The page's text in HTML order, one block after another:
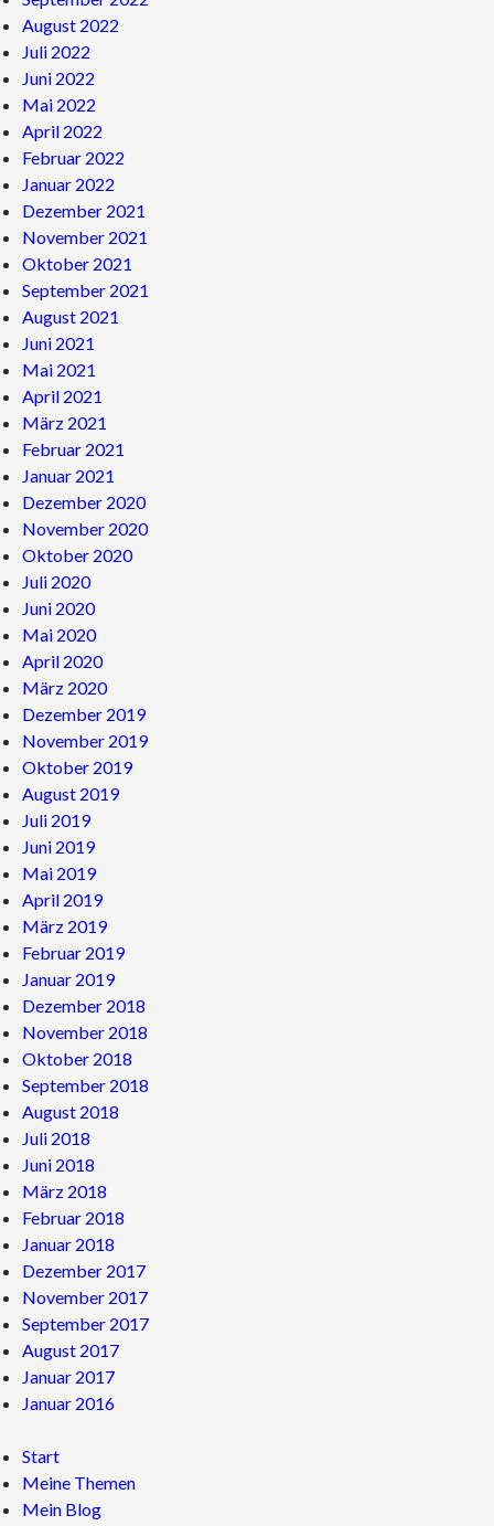
August 2022
Juli 2022
Juni 2022
Mai 2022
April 2022
Februar 2022
Januar 2022
Dezember 2021
November 2021
Oktober 2021
September 2021
August 2021
Juni 2021
Mai 2021
April 2021
März 2021
Februar 2021
Januar 2021
Dezember 2020
November 2020
Oktober 2020
Juli 2020
Juni 2020
Mai 2020
April 2020
März 2020
Dezember 2019
November 2019
Oktober 2019
August 2019
Juli 2019
Juni 2019
Mai 2019
April 2019
März 2019
Februar 2019
Januar 2019
Dezember 2018
November 2018
Oktober 2018
September 2018
August 2018
Juli 2018
Juni 2018
März 2018
Februar 2018
Januar 2018
Dezember 2017
November 2017
September 2017
August 2017
Januar 2017
Januar 2016
Start
Meine Themen
Mein Blog